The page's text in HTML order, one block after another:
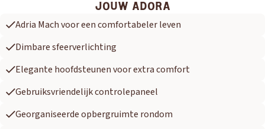
JOUW ADORA
Adria Mach voor een comfortabeler leven
Dimbare sfeerverlichting
Elegante hoofdsteunen voor extra comfort
Gebruiksvriendelijk controlepaneel
Georganiseerde opbergruimte rondom